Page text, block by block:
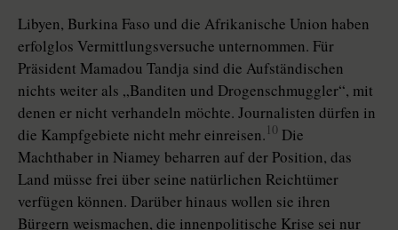
Libyen, Burkina Faso und die Afrikanische Union haben
erfolglos Vermittlungsversuche unternommen. Für
Präsident Mamadou Tandja sind die Aufständischen
nichts weiter als „Banditen und Drogenschmuggler“, mit
denen er nicht verhandeln möchte. Journalisten dürfen in
die Kampfgebiete nicht mehr einreisen. 10 Die
Machthaber in Niamey beharren auf der Position, das
Land müsse frei über seine natürlichen Reichtümer
verfügen können. Darüber hinaus wollen sie ihren
Bürgern weismachen, die innenpolitische Krise sei nur